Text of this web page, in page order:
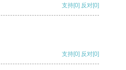
支持[0] 反对[0]
支持[0] 反对[0]